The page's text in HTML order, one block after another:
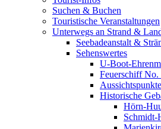
Suchen & Buchen
Touristische Veranstaltungen
Unterwegs an Strand &
Seebadeanstalt &
Sehenswertes
U-Boot-
Feuerschiff
Aussichtspunkte
Historische
Hörn-
Schmidt-